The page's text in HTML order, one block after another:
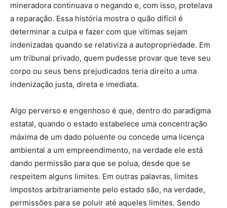
mineradora continuava o negando e, com isso, protelava
a reparação. Essa história mostra o quão difícil é
determinar a culpa e fazer com que vítimas sejam
indenizadas quando se relativiza a autopropriedade. Em
um tribunal privado, quem pudesse provar que teve seu
corpo ou seus bens prejudicados teria direito a uma
indenização justa, direta e imediata.
Algo perverso e engenhoso é que, dentro do paradigma
estatal, quando o estado estabelece uma concentração
máxima de um dado poluente ou concede uma licença
ambiental a um empreendimento, na verdade ele está
dando permissão para que se polua, desde que se
respeitem alguns limites. Em outras palavras, limites
impostos arbitrariamente pelo estado são, na verdade,
permissões para se poluir até aqueles limites. Sendo